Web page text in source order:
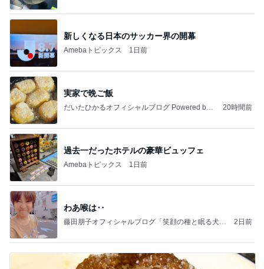
新しくなる日本のサッカー界の開幕
Amebaトピックス 1日前
実家で晩ご飯
だいたひかるオフィシャルブログ Powered by
20時間前
過去一だったホテルの豪華ビュッフェ
Amebaトピックス 1日前
わあ喉は‥
藤田朋子オフィシャルブログ「笑顔の種と眠る犬」
2日前